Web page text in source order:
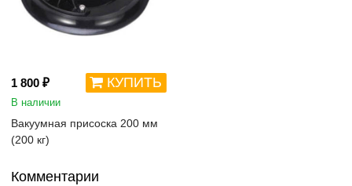
1 800 ₽ КУПИТЬ
В наличии
Вакуумная присоска 200 мм
(200 кг)
Комментарии